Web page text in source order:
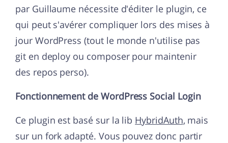
par Guillaume nécessite d'éditer le plugin, ce
qui peut s'avérer compliquer lors des mises à
jour WordPress (tout le monde n'utilise pas
git en deploy ou composer pour maintenir
des repos perso).
Fonctionnement de WordPress Social Login
Ce plugin est basé sur la lib HybridAuth, mais
sur un fork adapté. Vous pouvez donc partir